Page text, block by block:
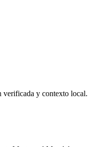
verificada y contexto local.